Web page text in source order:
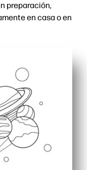
preparación,
en casa o en
una coloración
consejos
una actividad relajante